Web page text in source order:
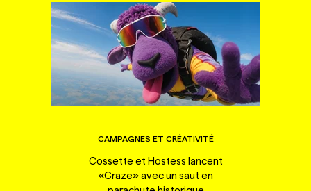
CAMPAGNES ET CRÉATIVITÉ
Cossette et Hostess lancent
«Craze» avec un saut en